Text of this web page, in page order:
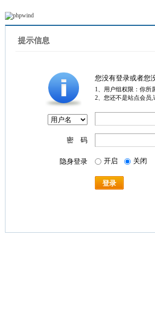
提示信息
您没有登录或者您
1、用户组权限：你所
2、您还不是站点会员,
密 码
隐身登录 开启 关闭
登录